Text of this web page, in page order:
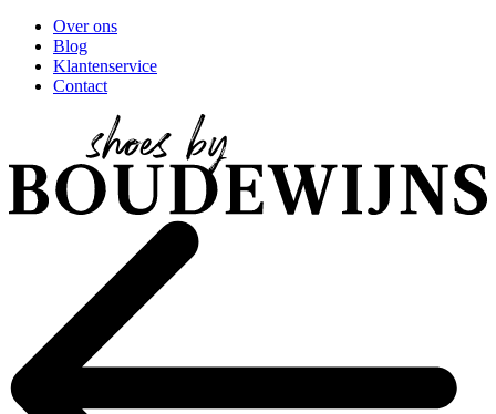
Over ons
Blog
Klantenservice
Contact